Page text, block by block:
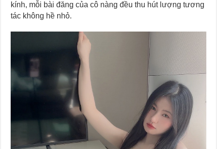
kính, mỗi bài đăng của cô nàng đều thu hút lượng tương
tác không hề nhỏ.